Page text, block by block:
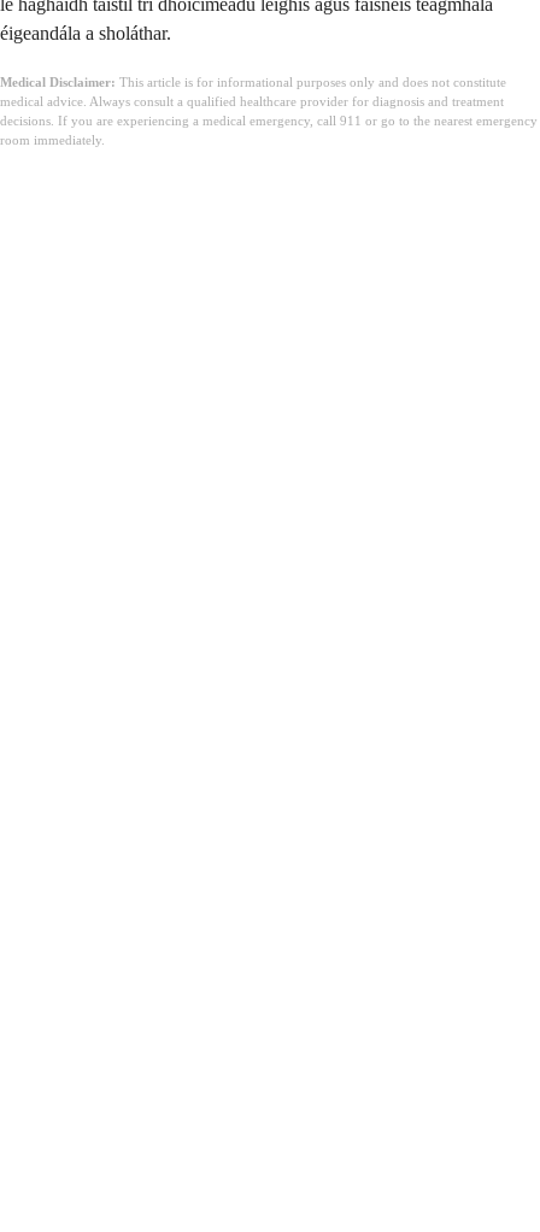
éigeandála a sholáthar.
Medical Disclaimer: This article is for informational purposes only and does not constitute
medical advice. Always consult a qualified healthcare provider for diagnosis and treatment
decisions. If you are experiencing a medical emergency, call 911 or go to the nearest emergency
room immediately.